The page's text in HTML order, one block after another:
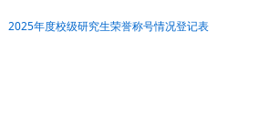
2025年度校级研究生荣誉称号情况登记表